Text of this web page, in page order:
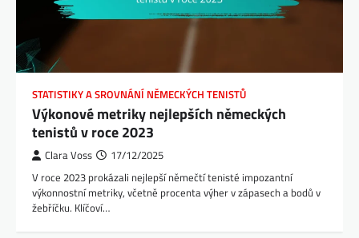
STATISTIKY A SROVNÁNÍ NĚMECKÝCH TENISTŮ
Výkonové metriky nejlepších německých
tenistů v roce 2023
Clara Voss 17/12/2025
V roce 2023 prokázali nejlepší němečtí tenisté impozantní
výkonnostní metriky, včetně procenta výher v zápasech a bodů v
žebříčku. Klíčoví…